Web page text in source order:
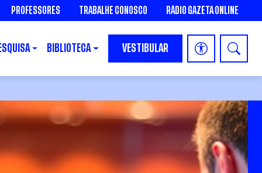
PROFESSORES TRABALHE CONOSCO RÁDIO GAZETA ONLINE
BIBLIOTECA VESTIBULAR
INSCREVA-SE NA GRADUAÇÃO